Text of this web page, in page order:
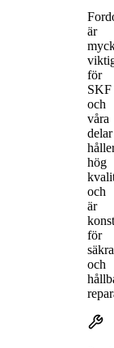
är
för
SKF
och
våra
delar
hög
och
är
för
säkra
och